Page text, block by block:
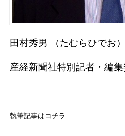
田村秀男 （たむらひでお）
産経新聞社特別記者・編集
執筆記事はコチラ